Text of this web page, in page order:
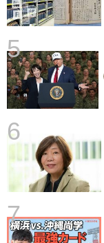
5
6
7